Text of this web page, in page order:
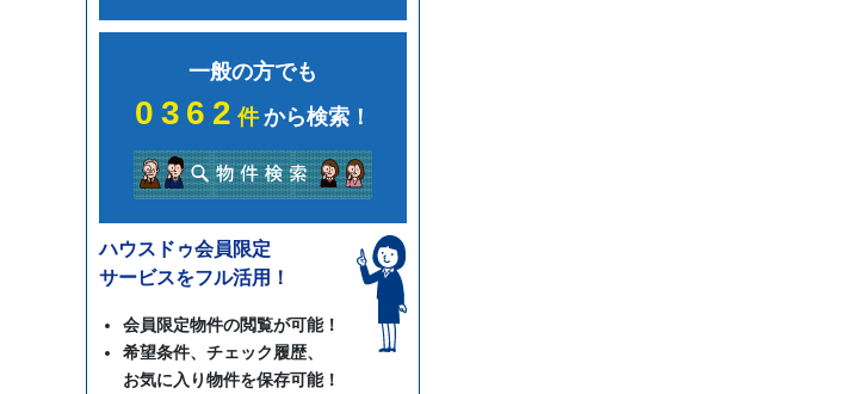
一般の方でも
0362件から検索！
ハウスドゥ会員限定
サービスをフル活用！
会員限定物件の閲覧が可能！
希望条件、チェック履歴、
お気に入り物件を保存可能！